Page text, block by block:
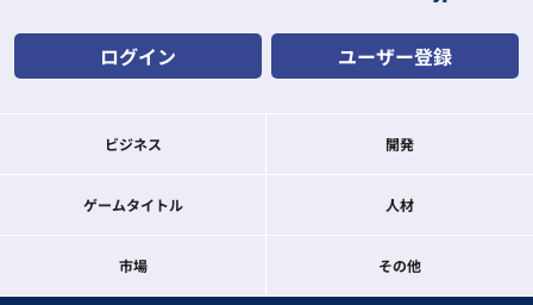
ログイン ユーザー登録
ビジネス 開発
ゲームタイトル 人材
市場 その他